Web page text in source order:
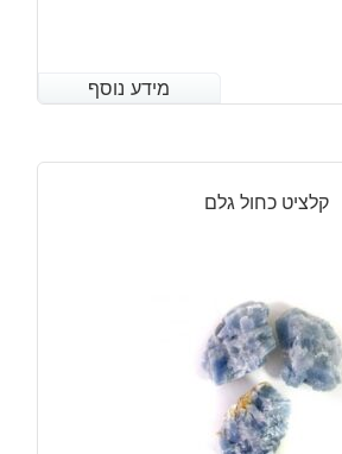
מידע נוסף
מידע נוסף
קלציט כחול גלם